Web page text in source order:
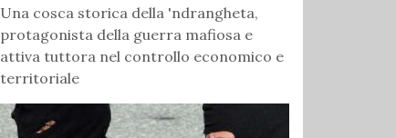
Una cosca storica della 'ndrangheta,
protagonista della guerra mafiosa e
attiva tuttora nel controllo economico e
territoriale